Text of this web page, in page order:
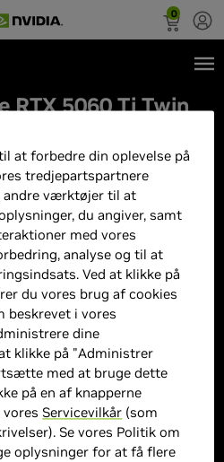
0
RTX 5060 Ti Twin
at forbedre din oplevelse på
tredjepartspartnere
andre værktøjer til at
du angiver, samt
med vores
analyse og til at
Ved at klikke på
du vores brug af cookies
beskrevet i vores
dine
klikke på "Administrer
med at bruge dette
på en af knapperne
Servicevilkår (som
Se vores Politik om
oplysninger for at få flere